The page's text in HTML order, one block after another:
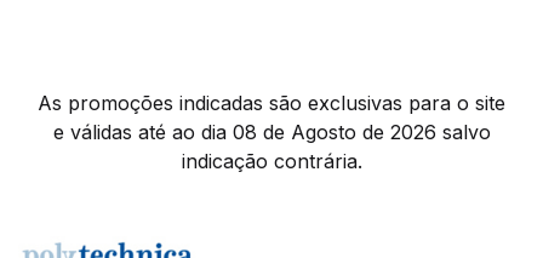
As promoções indicadas são exclusivas para o site
e válidas até ao dia 08 de Agosto de 2026 salvo
indicação contrária.